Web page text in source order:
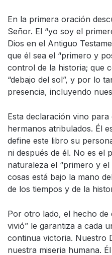
En la primera oración
Señor. El “yo soy el
Dios en el Antiguo
que él sea el “primero y
control de la historia; que
“debajo del sol”, y por lo
presencia, incluyendo
Esta declaración vino
hermanos atribulados. Él
define este libro su
ni después de él. No es el
naturaleza el “primero y el
cosas está bajo la mano
de los tiempos y de la
Por otro lado, el hecho de
vivió” le garantiza a cada
continua victoria. Nuestro
nuestra miseria humana.